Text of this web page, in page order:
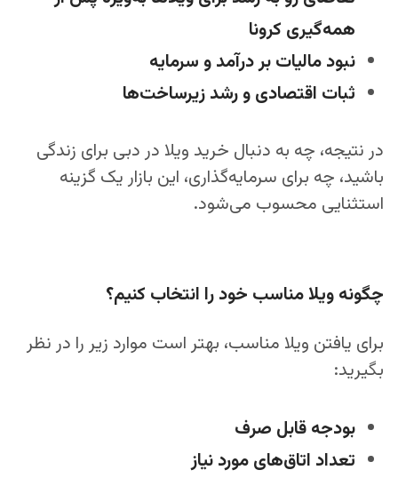
همه‌گیری کرونا
نبود مالیات بر درآمد و سرمایه
ثبات اقتصادی و رشد زیرساخت‌ها
در نتیجه، چه به دنبال خرید ویلا در دبی برای زندگی
باشید، چه برای سرمایه‌گذاری، این بازار یک گزینه
استثنایی محسوب می‌شود.
چگونه ویلا مناسب خود را انتخاب کنیم؟
برای یافتن ویلا مناسب، بهتر است موارد زیر را در نظر
بگیرید:
بودجه قابل‌ صرف
تعداد اتاق‌های مورد نیاز